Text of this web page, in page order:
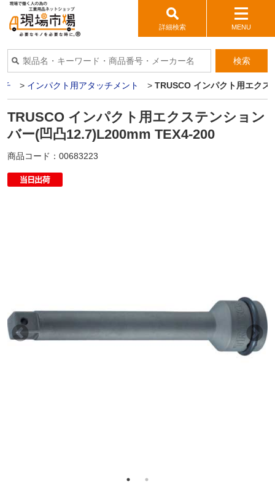
詳細検索 MENU
検索
チ > インパクト用アタッチメント > TRUSCO インパクト用エク
TRUSCO インパクト用エクステンション
バー(凹凸12.7)L200mm TEX4-200
商品コード： 00683223